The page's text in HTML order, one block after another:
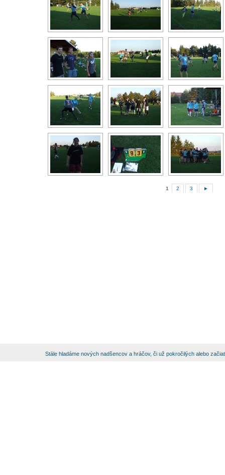
1 2 3 ►
Stále hladáme nových nadšencov a hráčov, či už pokročilých alebo